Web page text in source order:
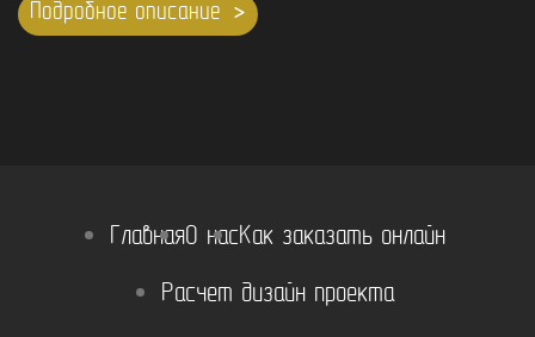
Подробное описание
ГлавнаяО насКак заказать онлайн
Расчет дизайн проекта